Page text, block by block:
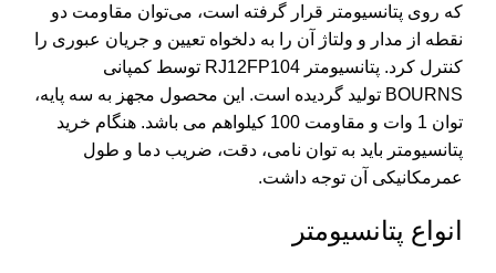
که روی پتانسیومتر قرار گرفته است، می‌توان مقاومت دو
نقطه از مدار و ولتاژ آن را به دلخواه تعیین و جریان عبوری را
کنترل کرد. پتانسیومتر RJ12FP104 توسط کمپانی
BOURNS تولید گردیده است. این محصول مجهز به سه پایه،
توان 1 وات و مقاومت 100 کیلواهم می باشد. هنگام خرید
پتانسیومتر باید به توان نامی، دقت، ضریب دما و طول
عمرمکانیکی آن توجه داشت.
انواع پتانسیومتر